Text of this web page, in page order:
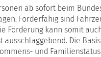
ab sofort beim
Förderfähig sind
Förderung kann somit
ausschlaggebend. Die
und